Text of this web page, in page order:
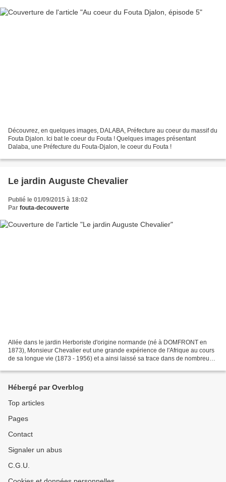
Découvrez, en quelques images, DALABA, Préfecture au coeur du massif du
Fouta Djalon. Ici bat le coeur du Fouta ! Quelques images présentant
Dalaba, une Préfecture du Fouta-Djalon, le coeur du Fouta !
Le jardin Auguste Chevalier
Publié le 01/09/2015 à 18:02
Par fouta-decouverte
Allée dans le jardin Herboriste d'origine normande (né à DOMFRONT en
1873), Monsieur Chevalier eut une grande expérience de l'Afrique au cours
de sa longue vie (1873 - 1956) et a ainsi laissé sa trace dans de nombreux
Hébergé par Overblog
Top articles
Pages
Contact
Signaler un abus
C.G.U.